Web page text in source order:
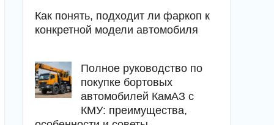
Как понять, подходит ли фаркоп к
конкретной модели автомобиля
Полное руководство по
покупке бортовых
автомобилей КамАЗ с
КМУ: преимущества,